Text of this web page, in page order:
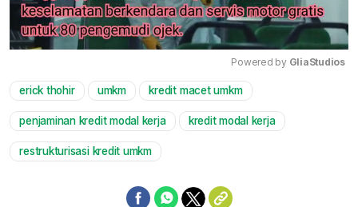
Powered by GliaStudios
erick thohir umkm kredit macet umkm
penjaminan kredit modal kerja kredit modal kerja
restrukturisasi kredit umkm